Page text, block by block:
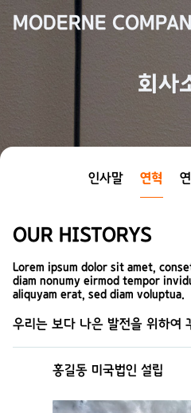
MODERNE
회사
인사말 연혁
OUR HISTORYS
Lorem ipsum dolor sit amet,
diam nonumy eirmod tempor
aliquyam erat, sed diam voluptua.
우리는 보다 나은 발전을 위하여
홍길동 미국법인 설립